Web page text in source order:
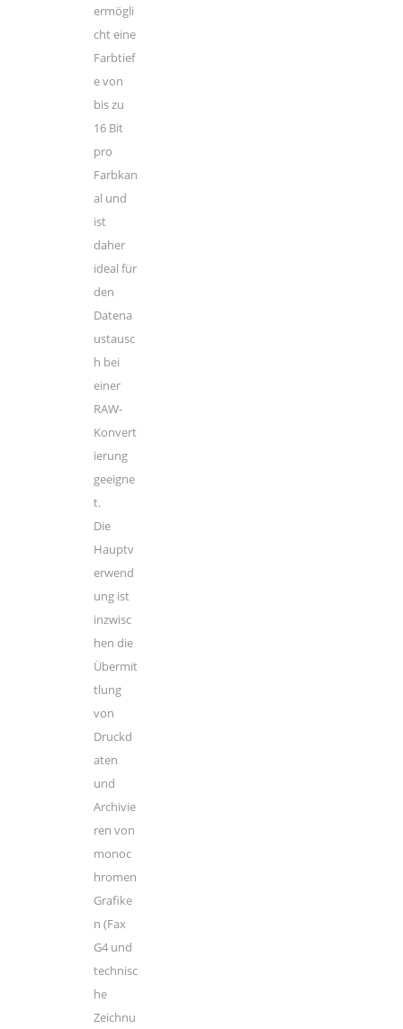
ermögli
cht eine
Farbtief
e von
bis zu
16 Bit
pro
Farbkan
al und
ist
daher
ideal für
den
Datena
ustausc
h bei
einer
RAW-
Konvert
ierung
geeigne
t.
Die
Hauptv
erwend
ung ist
inzwisc
hen die
Übermit
tlung
von
Druckd
aten
und
Archivie
ren von
monoc
hromen
Grafike
n (Fax
G4 und
technisc
he
Zeichnu